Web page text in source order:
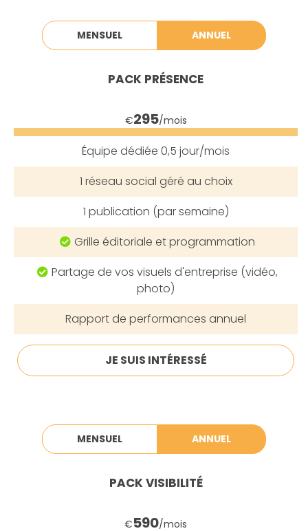
MENSUEL ANNUEL
PACK PRÉSENCE
€295/mois
Équipe dédiée 0,5 jour/mois
1 réseau social géré au choix
1 publication (par semaine)
Grille éditoriale et programmation
Partage de vos visuels d'entreprise (vidéo,
photo)
Rapport de performances annuel
JE SUIS INTÉRESSÉ
MENSUEL ANNUEL
PACKVISIBILITÉ
€590/mois